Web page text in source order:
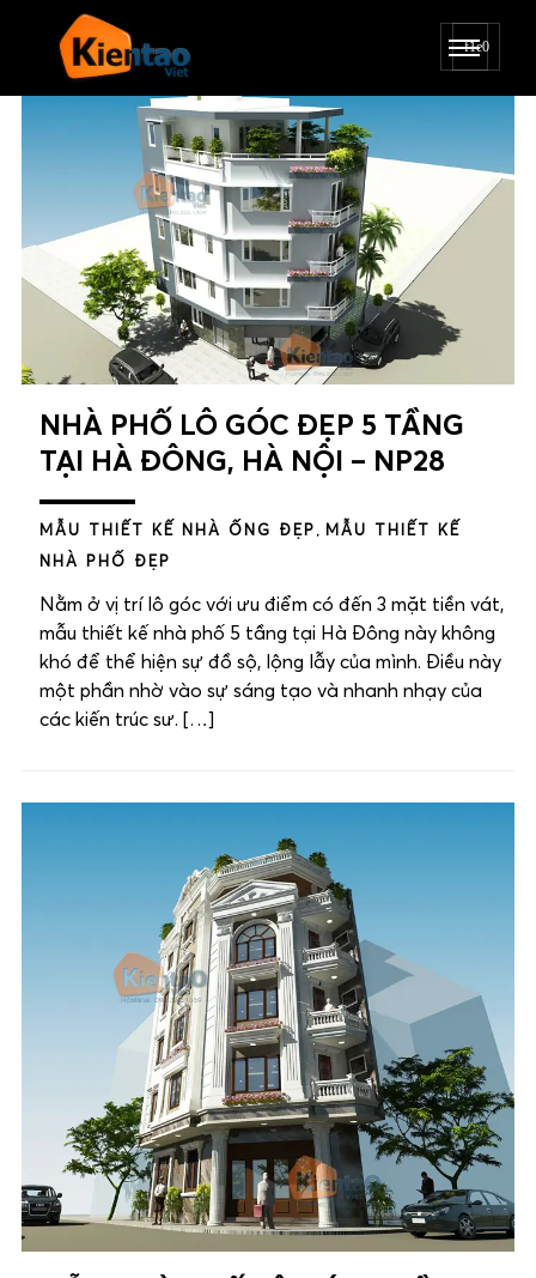
NHÀ PHỐ LÔ GÓC ĐẸP 5 TẦNG
TẠI HÀ ĐÔNG, HÀ NỘI – NP28
MẪU THIẾT KẾ NHÀ ỐNG ĐẸP ,
MẪU THIẾT KẾ
NHÀ PHỐ ĐẸP
Nằm ở vị trí lô góc với ưu điểm có đến 3 mặt tiền vát,
mẫu thiết kế nhà phố 5 tầng tại Hà Đông này không
khó để thể hiện sự đồ sộ, lộng lẫy của mình. Điều này
một phần nhờ vào sự sáng tạo và nhanh nhạy của
các kiến trúc sư. […]